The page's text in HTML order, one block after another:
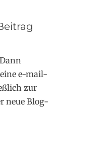
e-mail-
zur
neue Blog-